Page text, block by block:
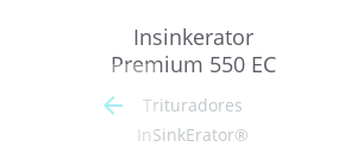
Insinkerator
Premium 550 EC
Trituradores
InSinkErator®